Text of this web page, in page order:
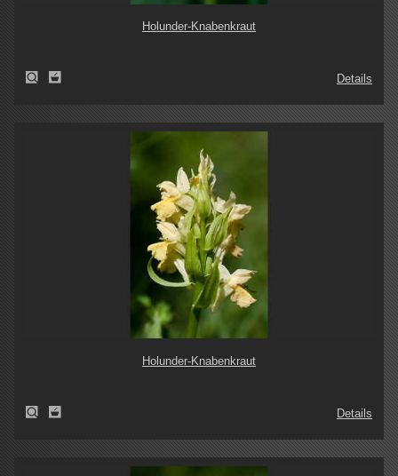
Holunder-Knabenkraut
Details
Holunder-Knabenkraut
Details